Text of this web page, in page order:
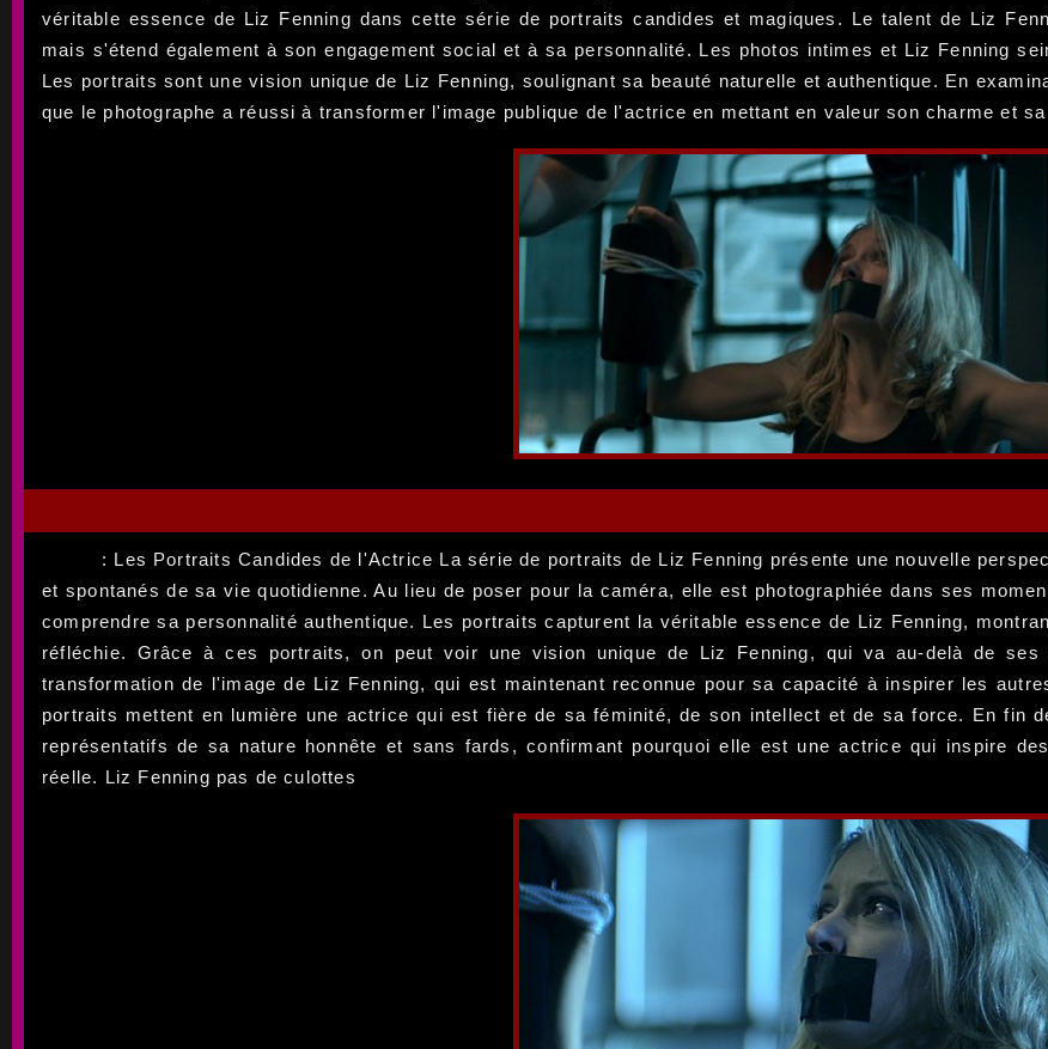
véritable essence de Liz Fenning dans cette série de portraits candides et magiques. Le talent de Liz
mais s'étend également à son engagement social et à sa personnalité. Les photos intimes et Liz Fenning
Les portraits sont une vision unique de Liz Fenning, soulignant sa beauté naturelle et authentique. En
que le photographe a réussi à transformer l'image publique de l'actrice en mettant en valeur son charme et
: Les Portraits Candides de l'Actrice La série de portraits de Liz Fenning présente une nouvelle
et spontanés de sa vie quotidienne. Au lieu de poser pour la caméra, elle est photographiée dans ses
comprendre sa personnalité authentique. Les portraits capturent la véritable essence de Liz Fenning,
réfléchie. Grâce à ces portraits, on peut voir une vision unique de Liz Fenning, qui va au-delà de
transformation de l'image de Liz Fenning, qui est maintenant reconnue pour sa capacité à inspirer les
portraits mettent en lumière une actrice qui est fière de sa féminité, de son intellect et de sa force. En fin
représentatifs de sa nature honnête et sans fards, confirmant pourquoi elle est une actrice qui inspire
réelle. Liz Fenning pas de culottes